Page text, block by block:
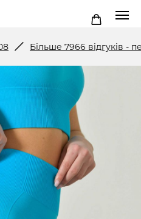
Більше 7966 відгуків -